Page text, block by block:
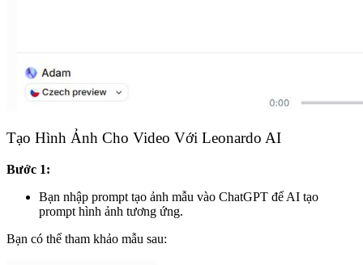
Tạo Hình Ảnh Cho Video Với Leonardo AI
Bước 1:
Bạn nhập prompt tạo ảnh mẫu vào ChatGPT để AI tạo
prompt hình ảnh tương ứng.
Bạn có thể tham khảo mẫu sau: